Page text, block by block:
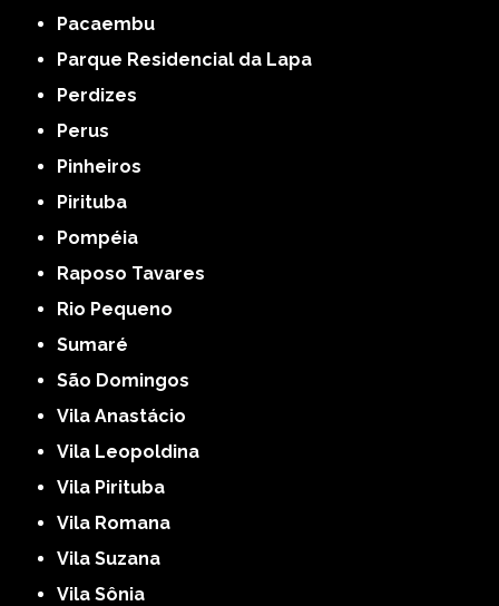
Pacaembu
Parque Residencial da Lapa
Perdizes
Perus
Pinheiros
Pirituba
Pompéia
Raposo Tavares
Rio Pequeno
Sumaré
São Domingos
Vila Anastácio
Vila Leopoldina
Vila Pirituba
Vila Romana
Vila Suzana
Vila Sônia